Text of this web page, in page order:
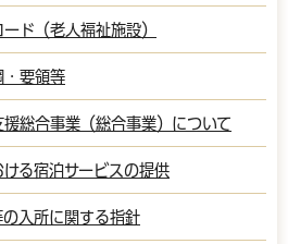
ド（老人福祉施設）
・要領等
総合事業（総合事業）について
る宿泊サービスの提供
入所に関する指針